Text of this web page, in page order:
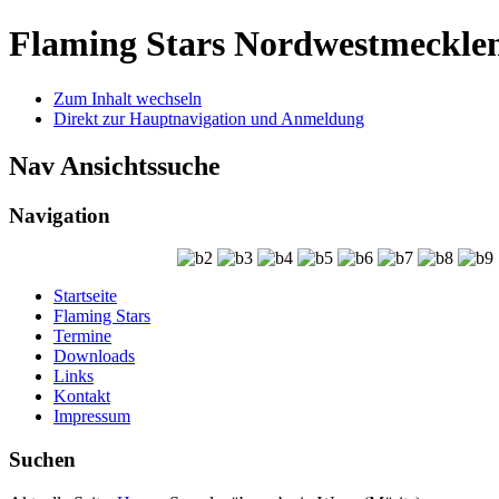
Flaming Stars
Zum Inhalt wechseln
Direkt zur Hauptnavigation und Anmeldung
Nav Ansichtssuche
Navigation
Startseite
Flaming Stars
Termine
Downloads
Links
Kontakt
Impressum
Suchen